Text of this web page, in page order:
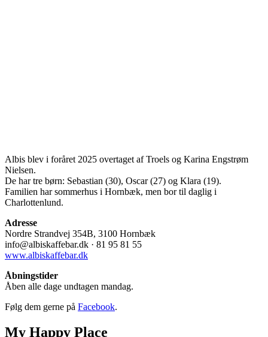
Albis blev i foråret 2025 overtaget af Troels og Karina Engstrøm
Nielsen.
De har tre børn: Sebastian (30), Oscar (27) og Klara (19).
Familien har sommerhus i Hornbæk, men bor til daglig i
Charlottenlund.
Adresse
Nordre Strandvej 354B, 3100 Hornbæk
info@albiskaffebar.dk · 81 95 81 55
www.albiskaffebar.dk
Åbningstider
Åben alle dage undtagen mandag.
Følg dem gerne på Facebook.
My Happy Place